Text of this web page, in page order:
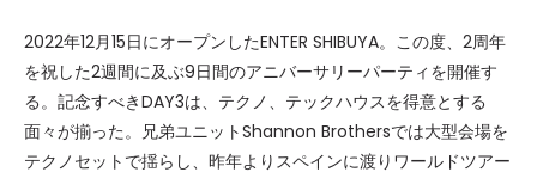
2022年12月15日にオープンしたENTER SHIBUYA。この度、2周年
を祝した2週間に及ぶ9日間のアニバーサリーパーティを開催す
る。記念すべきDAY3は、テクノ、テックハウスを得意とする
面々が揃った。兄弟ユニットShannon Brothersでは大型会場を
テクノセットで揺らし、昨年よりスペインに渡りワールドツアー